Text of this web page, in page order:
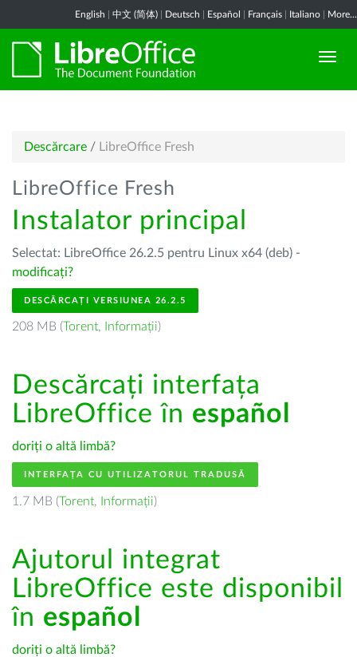
English 中文 (简体) Deutsch Español Français Italiano More...
Descărcare / LibreOffice Fresh
LibreOffice Fresh
Instalator principal
Selectat: LibreOffice 26.2.5 pentru Linux x64 (deb) -
modificați?
DESCĂRCAȚI VERSIUNEA 26.2.5
208 MB (Torent, Informații)
Descărcați interfața
LibreOffice în español
doriți o altă limbă?
INTERFAȚA CU UTILIZATORUL TRADUSĂ
1.7 MB (Torent, Informații)
Ajutorul integrat
LibreOffice este disponibil
în español
doriți o altă limbă?